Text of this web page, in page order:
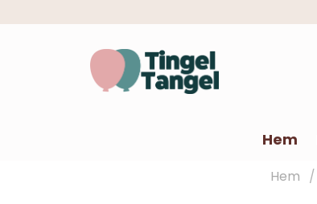
Hem
Hem